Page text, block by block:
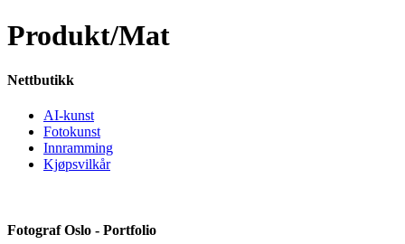
Produkt/Mat
Nettbutikk
AI-kunst
Fotokunst
Innramming
Kjøpsvilkår
Fotograf Oslo - Portfolio